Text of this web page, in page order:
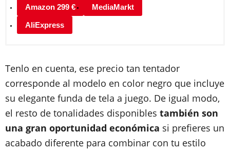
Amazon 299 € MediaMarkt
AliExpress
Tenlo en cuenta, ese precio tan tentador
corresponde al modelo en color negro que incluye
su elegante funda de tela a juego. De igual modo,
el resto de tonalidades disponibles también son
una gran oportunidad económica si prefieres un
acabado diferente para combinar con tu estilo